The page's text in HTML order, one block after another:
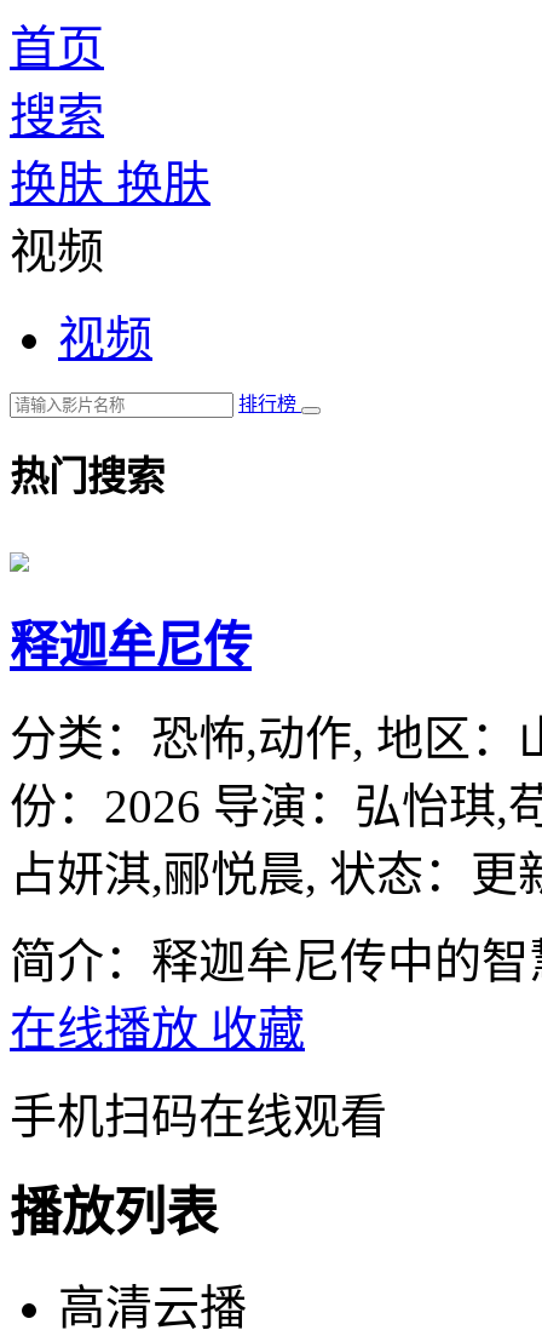
首页
搜索
换肤 换肤
视频
视频
排行榜
热门搜索
释迦牟尼传
分类： 恐怖,动作, 地区：
份： 2026 导演： 弘怡琪,
占妍淇,郦悦晨, 状态：更
简介：释迦牟尼传中的
在线播放 收藏
手机扫码在线观看
播放列表
高清云播